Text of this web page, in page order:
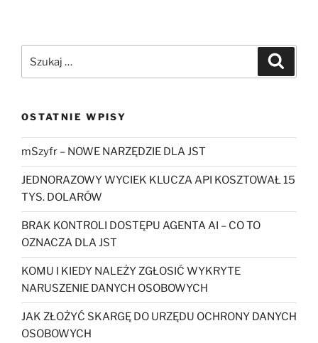
OSTATNIE WPISY
mSzyfr – NOWE NARZĘDZIE DLA JST
JEDNORAZOWY WYCIEK KLUCZA API KOSZTOWAŁ 15
TYS. DOLARÓW
BRAK KONTROLI DOSTĘPU AGENTA AI – CO TO
OZNACZA DLA JST
KOMU I KIEDY NALEŻY ZGŁOSIĆ WYKRYTE
NARUSZENIE DANYCH OSOBOWYCH
JAK ZŁOŻYĆ SKARGĘ DO URZĘDU OCHRONY DANYCH
OSOBOWYCH